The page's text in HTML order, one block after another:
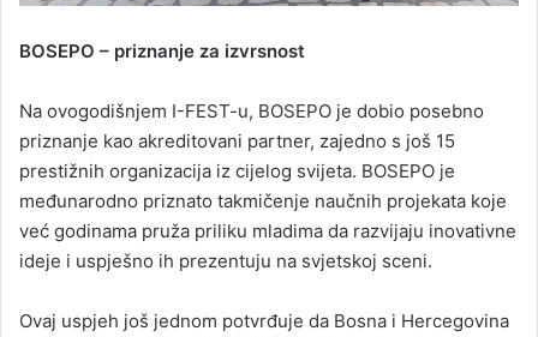
BOSEPO – priznanje za izvrsnost
Na ovogodišnjem I-FEST-u, BOSEPO je dobio posebno
priznanje kao akreditovani partner, zajedno s još 15
prestižnih organizacija iz cijelog svijeta. BOSEPO je
međunarodno priznato takmičenje naučnih projekata koje
već godinama pruža priliku mladima da razvijaju inovativne
ideje i uspješno ih prezentuju na svjetskoj sceni.
Ovaj uspjeh još jednom potvrđuje da Bosna i Hercegovina